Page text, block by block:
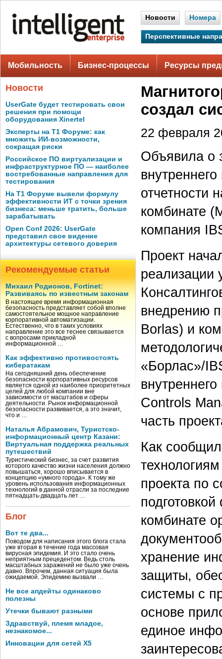
Новости Номера
Перспективные
Мобильность Бизнес-процессы Ресурсы
Новости
UserGate будет тестировать свои
решения при помощи
оборудования Xinertel
Эксперты на Т1 Форуме: как
множить ИИ-возможности,
сокращая риски
Российское ПО виртуализации и
инфраструктурное ПО — наиболее
востребованные направления для
тестирования
На Т1 Форуме вывели формулу
эффективности ИТ с точки зрения
бизнеса: меньше тратить, больше
зарабатывать
Open Conf 2026: UserGate
представил свое видение
архитектуры сетевого доверия
Рекомендуемые статьи
Михаил Родионов, Fortinet:
Развиваясь по известным законам
В настоящее время информационная
безопасность представляет собой вполне
самостоятельное мощное направление
корпоративной автоматизации.
Естественно, что в таких условиях
направление это все теснее связывается
с вопросами прикладной
информационной …
Как эффективно противостоять
кибератакам
На сегодняшний день обеспечение
безопасности корпоративных ресурсов
является одной из наиболее приоритетных
целей для любой компании вне
зависимости от масштабов и сферы
деятельности. Рынок информационной
безопасности развивается, а это значит,
что и …
Наталья Абрамович, Туристско-
информационный центр Казани:
Виртуальная поддержка реальных
путешествий
Туристический бизнес, за счет развития
которого качество жизни населения должно
повышаться, хорошо вписывается в
концепцию «умного города». К тому же
уровень использования информационных
технологий в данной отрасли за последние
пятнадцать-двадцать лет …
Блог
Вот те два...
Поводом для написания этого блога стала
уже вторая в течение года массовая
вирусная эпидемия. И это стало очень
неприятным прецедентом. Ведь столь
масштабных заражений не было уже очень
давно. Впрочем, данная ситуация была
ожидаемой. Эпидемию вызвали …
Не все апдейты одинаково
полезны
Утечки бывают разными
Здравствуй, племя младое,
незнакомое...
Инновации для сетей X5
создал
22 февраля
Объявила о
отчетности
комбинате
компания
Проект
реализации
внедрению
Borlas) и
«Борлас»/
Controls
часть
Как
проекта по
комбинате
хранение
защиты,
системы с
основе
единое